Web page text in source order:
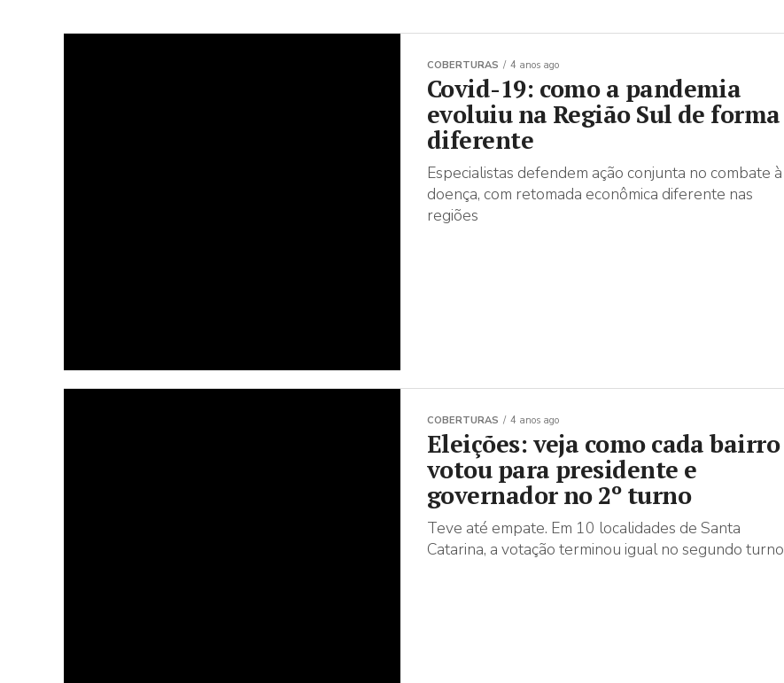
COBERTURAS 4 anos ago
Covid-19: como a pandemia
evoluiu na Região Sul de forma
diferente
Especialistas defendem ação conjunta no combate à
doença, com retomada econômica diferente nas
regiões
COBERTURAS 4 anos ago
Eleições: veja como cada bairro
votou para presidente e
governador no 2º turno
Teve até empate. Em 10 localidades de Santa
Catarina, a votação terminou igual no segundo turno